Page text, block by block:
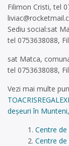
Filimon Cristi, tel
Sediu social:sat
tel 0753638088,
sat Matca,
tel 0753638088,
Vezi mai multe
deșeuri în
Centre
Centre